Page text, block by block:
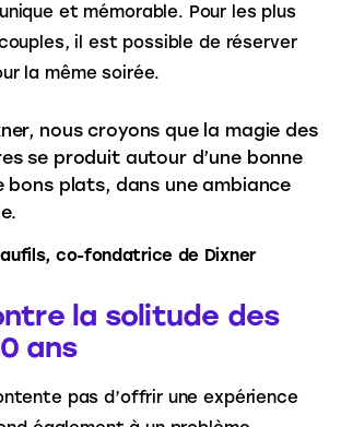
et mémorable. Pour les plus
il est possible de réserver
la même soirée.
nous croyons que la magie des
se produit autour d’une bonne
bons plats, dans une ambiance
co-fondatrice de Dixner
la solitude des
ans
pas d’offrir une expérience